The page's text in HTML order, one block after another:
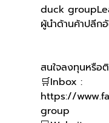
duck
ผู้นำด้านค้าปลีก
สนใจลงทุนหรือ
🛒Inbox :
https://
group